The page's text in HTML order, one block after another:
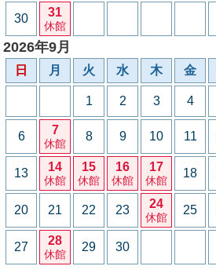
30 31
休館
2026年9月
日 月 火 水 木 金
1 2 3 4
6 7
休館
8 9 10 11
13 14
休館
15
休館
16
休館
17
休館
18
20 21 22 23 24
休館
25
27 28
休館
29 30